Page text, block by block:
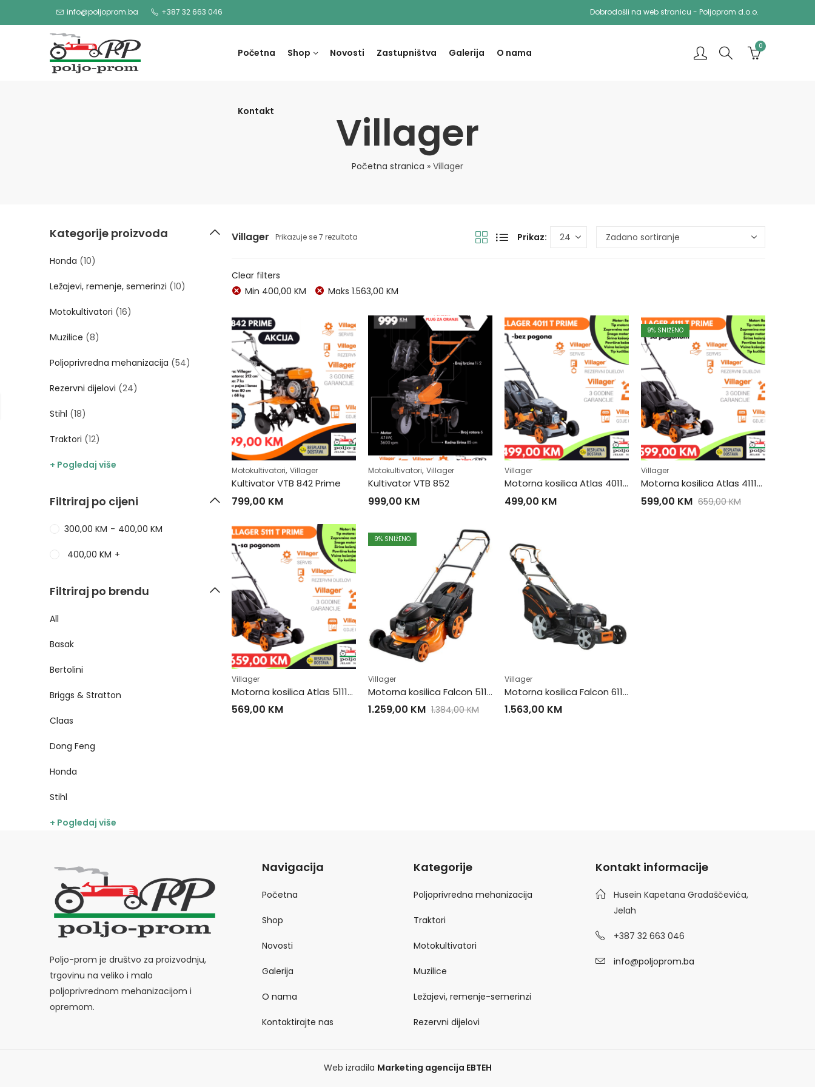
info@poljoprom.ba +387 32 663 046 Dobrodošli na web stranicu - Poljoprom d.o.o.
Početna Shop Novosti Zastupništva Galerija O nama
Kontakt
0
Villager
Početna stranica » Villager
Villager Prikazuje se 7 rezultata Prikaz:
Clear filters
Min 400,00 KM Maks 1.563,00 KM
Motokultivatori, Villager
Kultivator VTB 842 Prime
799,00 KM
Motokultivatori, Villager
Kultivator VTB 852
999,00 KM
Villager
Motorna kosilica Atlas 4011T PRIME
499,00 KM
9% SNIŽENO
Villager
Motorna kosilica Atlas 4111T PRIME
599,00 KM 659,00KM
Villager
Motorna kosilica Atlas 5111T PRIME
569,00 KM
9% SNIŽENO
Villager
Motorna kosilica Falcon 5111H
1.259,00 KM 1.384,00KM
Villager
Motorna kosilica Falcon 6111H
1.563,00 KM
Kategorije proizvoda
Honda (10)
Ležajevi, remenje, semerinzi (10)
Motokultivatori (16)
Muzilice (8)
Poljoprivredna mehanizacija (54)
Rezervni dijelovi (24)
Stihl (18)
Traktori (12)
+ Pogledaj više
Filtriraj po cijeni
300,00 KM - 400,00 KM
400,00 KM +
Filtriraj po brendu
All
Basak
Bertolini
Briggs & Stratton
Claas
Dong Feng
Honda
Stihl
+ Pogledaj više
Poljo-prom je društvo za proizvodnju,
trgovinu na veliko i malo
poljoprivrednom mehanizacijom i
opremom.
Navigacija
Početna
Shop
Novosti
Galerija
O nama
Kontaktirajte nas
Kategorije
Poljoprivredna mehanizacija
Traktori
Motokultivatori
Muzilice
Ležajevi, remenje-semerinzi
Rezervni dijelovi
Kontakt informacije
Husein Kapetana Gradaščevića,
Jelah
+387 32 663 046
info@poljoprom.ba
Web izradila Marketing agencija EBTEH